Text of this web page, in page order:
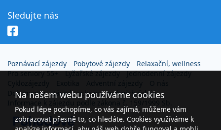
Sledujte nás
Poznávací zájezdy Pobytové zájezdy
Relaxační, wellness
Pro seniory 55+
Lyžařské zájezdy
Jednodenní zájezdy
Dokumenty
Zásady ochrany osobních údajů
Informace k zájezdu podle zákona č. 159/1999 Sb.
Na našem webu používáme cookies
Pokud lépe pochopíme, co vás zajímá, můžeme vám
zobrazovat přesně to, co hledáte. Cookies využíváme k